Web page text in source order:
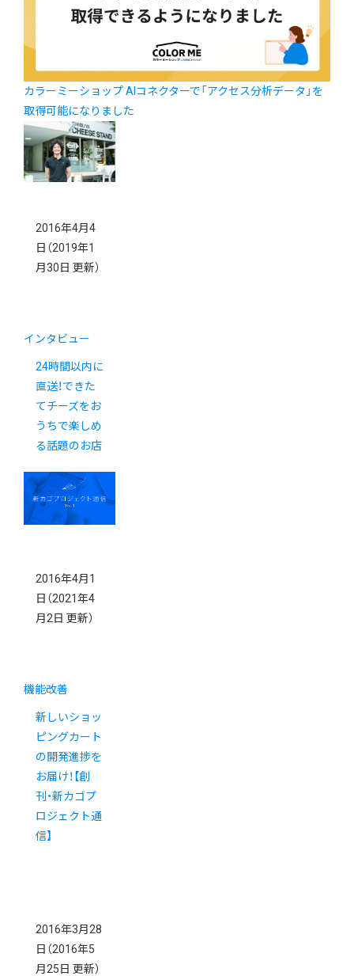
カラーミーショップ AIコネクターで「アクセス分析データ」を
取得可能になりました
2016年4月4
日 （2019年1
月30日 更新）
インタビュー
24時間以内に
直送！できた
てチーズをお
うちで楽しめ
る話題のお店
2016年4月1
日 （2021年4
月2日 更新）
機能改善
新しいショッ
ピングカート
の開発進捗を
お届け！【創
刊・新カゴプ
ロジェクト通
信】
2016年3月28
日 （2016年5
月25日 更新）